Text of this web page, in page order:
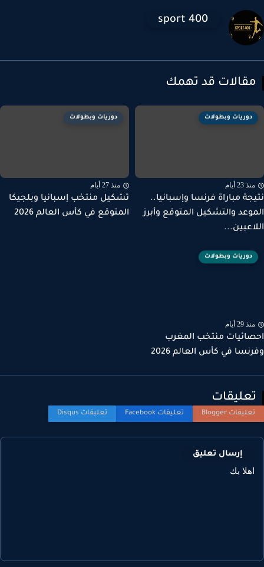
sport 400
قد تهمك
دوريات وبطولات
23 أيام
مباراة فرنسا وإسبانيا..
والتشكيل المتوقع وأبرز
دوريات وبطولات
منذ 27 أيام
تشكيل منتخب إسبانيا وبلجيكا
المتوقع في كأس العالم 2026
دوريات وبطولات
29 أيام
منتخب المغرب
في كأس العالم 2026
إرسال تعليق
بك